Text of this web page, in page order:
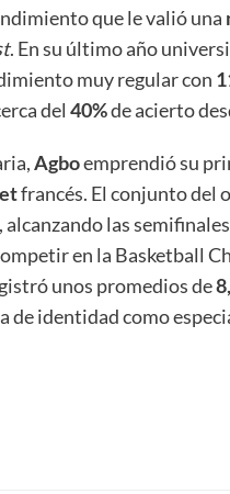
que le valió una
. En su último año
muy regular con
del 40%de acierto
Agboemprendió su
francés. El conjunto del
las
en la Basketball
unos promedios de
de identidad como